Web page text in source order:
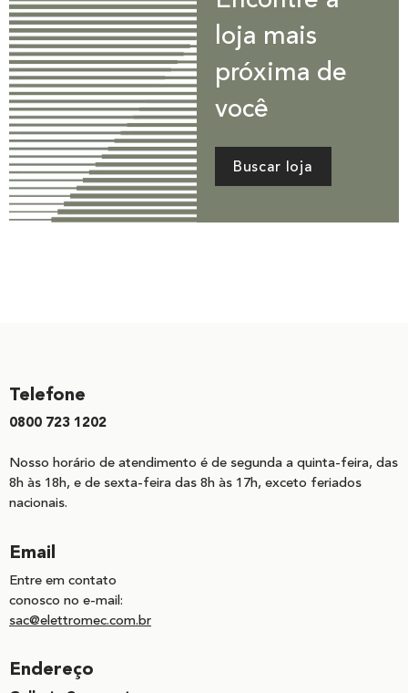
loja mais
próxima de
você
Buscar loja
Telefone
0800 723 1202
Nosso horário de atendimento é de segunda a quinta-feira, das
8h às 18h, e de sexta-feira das 8h às 17h, exceto feriados
nacionais.
Email
Entre em contato
conosco no e-mail:
sac@elettromec.com.br
Endereço